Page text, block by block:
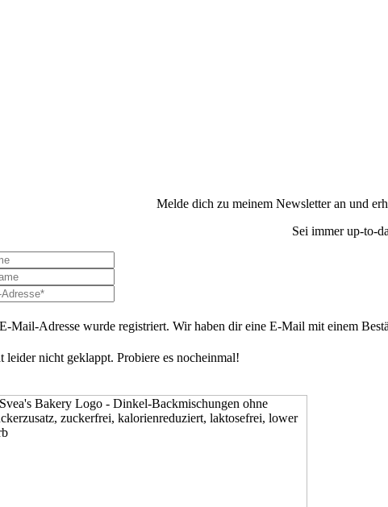
Melde dich zu meinem Newsletter an und
Sei immer up-to-
Mail-Adresse wurde registriert. Wir haben dir eine E-Mail mit einem
leider nicht geklappt. Probiere es nocheinmal!